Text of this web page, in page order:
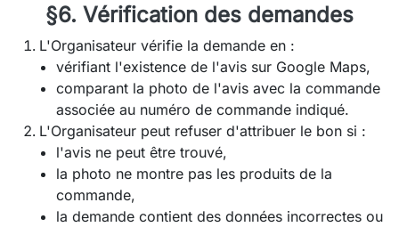
§6. Vérification des demandes
L'Organisateur vérifie la demande en :
vérifiant l'existence de l'avis sur Google Maps,
comparant la photo de l'avis avec la commande
associée au numéro de commande indiqué.
L'Organisateur peut refuser d'attribuer le bon si :
l'avis ne peut être trouvé,
la photo ne montre pas les produits de la
commande,
la demande contient des données incorrectes ou